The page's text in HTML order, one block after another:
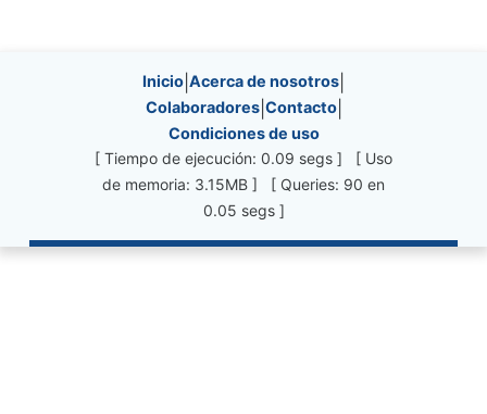
Site information, links, etc.
Inicio Acerca de nosotros
Colaboradores| Contacto|
Condiciones de uso
[ Tiempo de ejecución: 0.09 segs ] [ Uso
de memoria: 3.15MB ] [ Queries: 90 en
0.05 segs ]